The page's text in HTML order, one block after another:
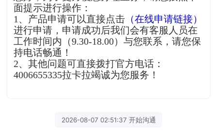
面提示进行操作：
1、产品申请可以直接点击 （在线申请链接）
进行申请，申请成功后我们会有客服人员在
工作时间内（9.30-18.00）与您联系，请您保
持电话畅通！
2、其他问题可直接拨打官方电话：
4006655335拉卡拉竭诚为您服务！
2026-08-07 02:51:37 开始沟通